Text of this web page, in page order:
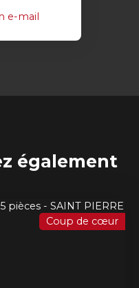
e-mail
également
Coup de cœur